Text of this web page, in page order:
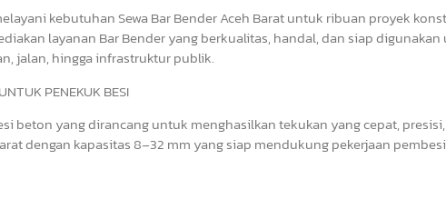
kebutuhan Sewa Bar Bender Aceh Barat untuk ribuan proyek
layanan Bar Bender yang berkualitas, handal, dan siap
jalan, hingga infrastruktur publik.
PENEKUK BESI
beton yang dirancang untuk menghasilkan tekukan yang cepat, presisi,
dengan kapasitas 8–32 mm yang siap mendukung pekerjaan